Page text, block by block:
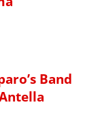
Band